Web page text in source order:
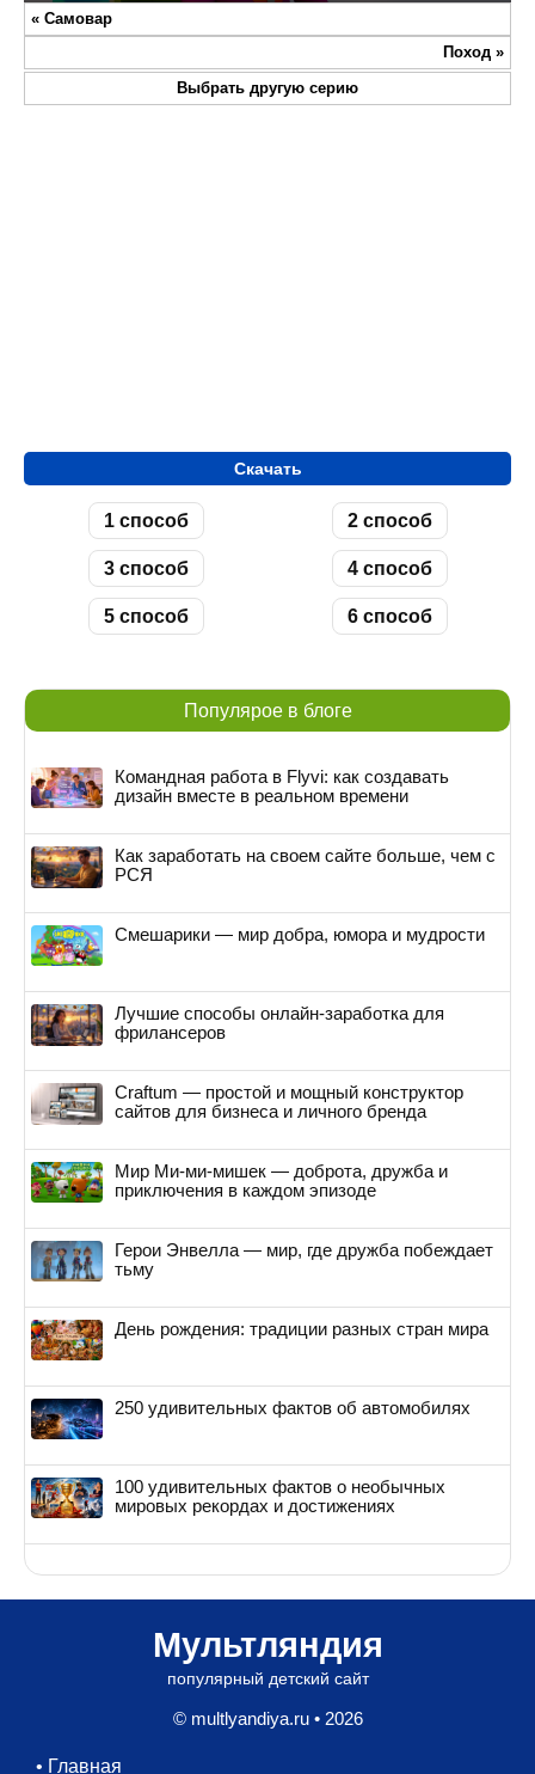
Play Mute Settings
Enter
« Самовар
Поход »
Выбрать другую серию
Скачать
1 способ 2 способ
3 способ 4 способ
5 способ 6 способ
Популярое в блоге
Командная работа в Flyvi: как создавать
дизайн вместе в реальном времени
Как заработать на своем сайте больше, чем с
РСЯ
Смешарики — мир добра, юмора и мудрости
Лучшие способы онлайн-заработка для
фрилансеров
Craftum — простой и мощный конструктор
сайтов для бизнеса и личного бренда
Мир Ми-ми-мишек — доброта, дружба и
приключения в каждом эпизоде
Герои Энвелла — мир, где дружба побеждает
тьму
День рождения: традиции разных стран мира
250 удивительных фактов об автомобилях
100 удивительных фактов о необычных
мировых рекордах и достижениях
Мультляндия
популярный детский сайт
© multlyandiya.ru • 2026
• Главная